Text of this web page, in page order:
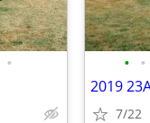
• • •
2019
7/22